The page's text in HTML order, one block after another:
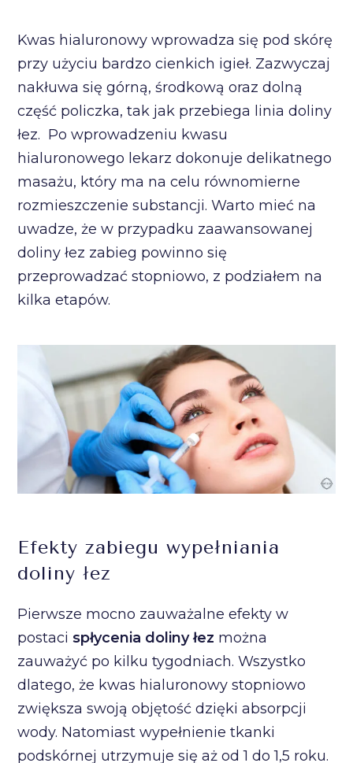
Kwas hialuronowy wprowadza się pod skórę
przy użyciu bardzo cienkich igieł. Zazwyczaj
nakłuwa się górną, środkową oraz dolną
część policzka, tak jak przebiega linia doliny
łez. Po wprowadzeniu kwasu
hialuronowego lekarz dokonuje delikatnego
masażu, który ma na celu równomierne
rozmieszczenie substancji. Warto mieć na
uwadze, że w przypadku zaawansowanej
doliny łez zabieg powinno się
przeprowadzać stopniowo, z podziałem na
kilka etapów.
Efekty zabiegu wypełniania
doliny łez
Pierwsze mocno zauważalne efekty w
postacispłycenia doliny łez można
zauważyć po kilku tygodniach. Wszystko
dlatego, że kwas hialuronowy stopniowo
zwiększa swoją objętość dzięki absorpcji
wody. Natomiast wypełnienie tkanki
podskórnej utrzymuje się aż od 1 do 1,5 roku.